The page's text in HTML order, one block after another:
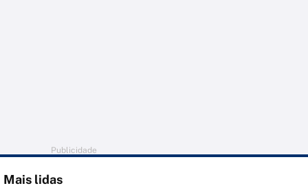
Publicidade
Mais lidas